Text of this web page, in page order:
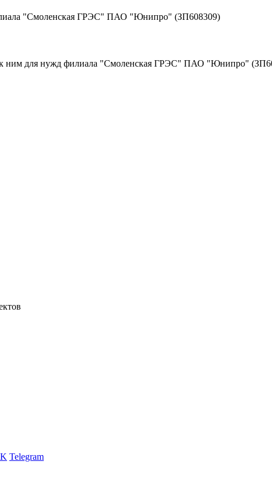
"Смоленская ГРЭС" ПАО "Юнипро" (ЗП608309)
к ним для нужд филиала "Смоленская ГРЭС" ПАО "Юнипро"
Telegram